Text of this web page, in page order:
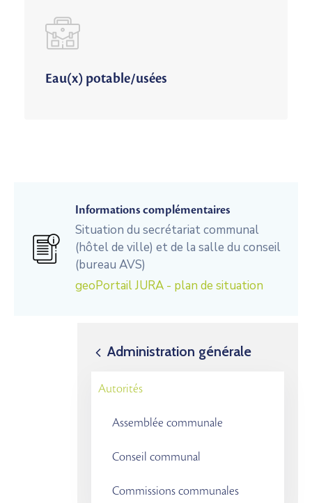
Eau(x) potable/usées
Informations complémentaires
Situation du secrétariat communal
(hôtel de ville) et de la salle du conseil
(bureau AVS)
geoPortail JURA - plan de situation
Administration générale
Autorités
Assemblée communale
Conseil communal
Commissions communales